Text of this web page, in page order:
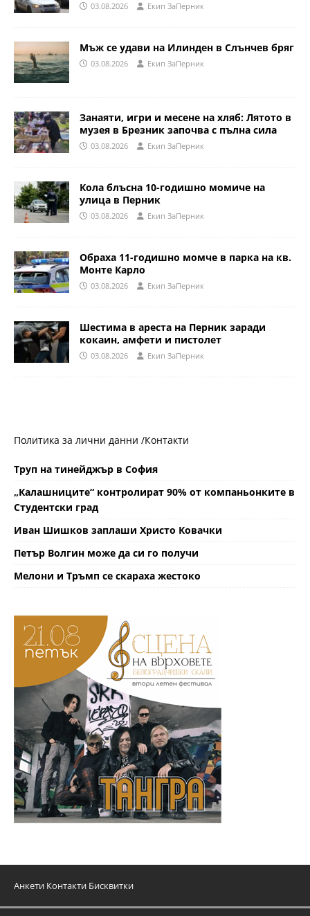
03.08.2026 Eкип ЗаПерник
Мъж се удави на Илинден в Слънчев бряг
03.08.2026 Eкип ЗаПерник
Занаяти, игри и месене на хляб: Лятото в
музея в Брезник започва с пълна сила
03.08.2026 Eкип ЗаПерник
Кола блъсна 10-годишно момиче на
улица в Перник
03.08.2026 Eкип ЗаПерник
Обраха 11-годишно момче в парка на кв.
Монте Карло
03.08.2026 Eкип ЗаПерник
Шестима в ареста на Перник заради
кокаин, амфети и пистолет
03.08.2026 Eкип ЗаПерник
Политика за лични данни /Контакти
Труп на тинейджър в София
„Калашниците“ контролират 90% от компаньонките в
Студентски град
Иван Шишков заплаши Христо Ковачки
Петър Волгин може да си го получи
Мелони и Тръмп се скараха жестоко
Анкети Контакти Бисквитки